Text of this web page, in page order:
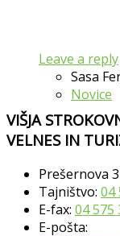
Leave a reply
Sasa
Novice
VIŠJA
VELNES IN
Prešernova
Tajništvo: 04
E-fax: 04 575
E-pošta: